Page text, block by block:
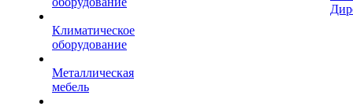
Климатическое
оборудование
Металлическая
мебель